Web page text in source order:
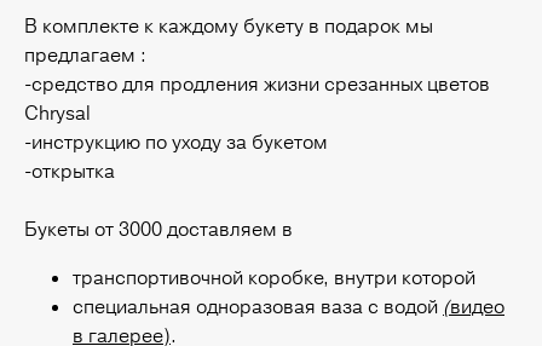
В комплекте к каждому букету в подарок мы
предлагаем :
-средство для продления жизни срезанных цветов
Chrysal
-инструкцию по уходу за букетом
-открытка
Букеты от 3000 доставляем в
транспортивочной коробке, внутри которой
специальная одноразовая ваза с водой (видео
в галерее).